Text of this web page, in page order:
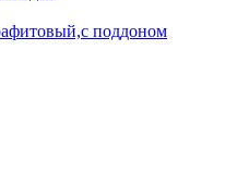
поддоном